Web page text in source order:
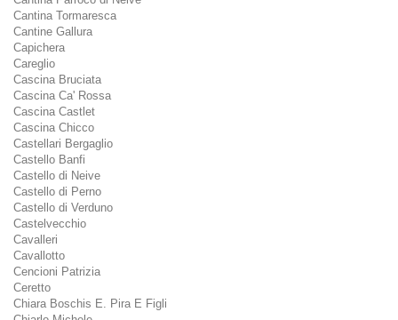
Cantina Tormaresca
Cantine Gallura
Capichera
Careglio
Cascina Bruciata
Cascina Ca' Rossa
Cascina Castlet
Cascina Chicco
Castellari Bergaglio
Castello Banfi
Castello di Neive
Castello di Perno
Castello di Verduno
Castelvecchio
Cavalleri
Cavallotto
Cencioni Patrizia
Ceretto
Chiara Boschis E. Pira E Figli